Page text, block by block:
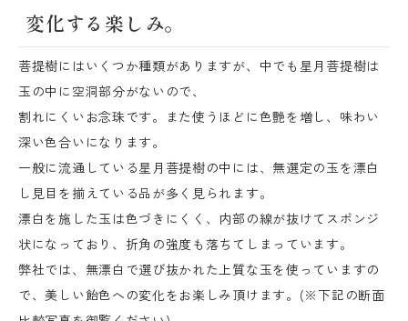
変化する楽しみ。
菩提樹にはいくつか種類がありますが、中でも星月菩提樹は
玉の中に空洞部分がないので、
割れにくいお念珠です。また使うほどに色艶を増し、味わい
深い色合いになります。
一般に流通している星月菩提樹の中には、無選定の玉を漂白
し見目を揃えている品が多く見られます。
漂白を施した玉は色づきにくく、内部の線が抜けてスポンジ
状になっており、折角の強度も落ちてしまっています。
弊社では、無漂白で選び抜かれた上質な玉を使っていますの
で、美しい飴色への変化をお楽しみ頂けます。(※下記の断面